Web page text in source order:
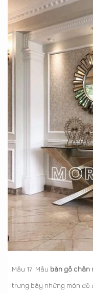
Mẫu 17: Mẫu bàn gỗ chân
trưng bày những món đồ